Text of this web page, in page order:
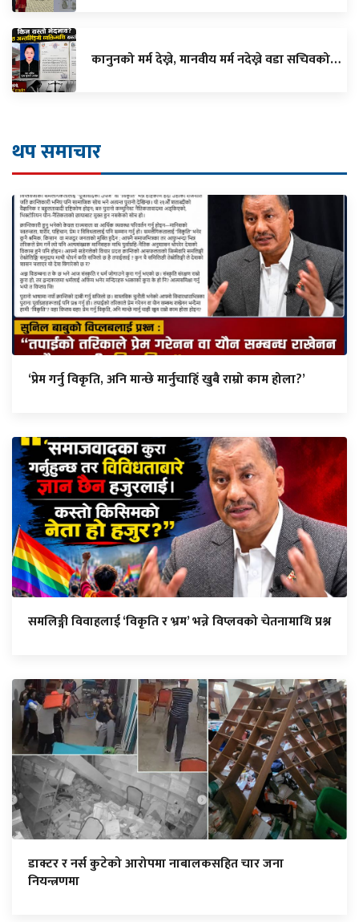
कानुनको मर्म देख्ने, मानवीय मर्म नदेख्ने वडा सचिवको…
थप समाचार
‘प्रेम गर्नु विकृति, अनि मान्छे मार्नुचाहिँ खुबै राम्रो काम होला?’
समलिङ्गी विवाहलाई ‘विकृति र भ्रम’ भन्ने विप्लवको चेतनामाथि प्रश्न
डाक्टर र नर्स कुटेको आरोपमा नाबालकसहित चार जना
नियन्त्रणमा